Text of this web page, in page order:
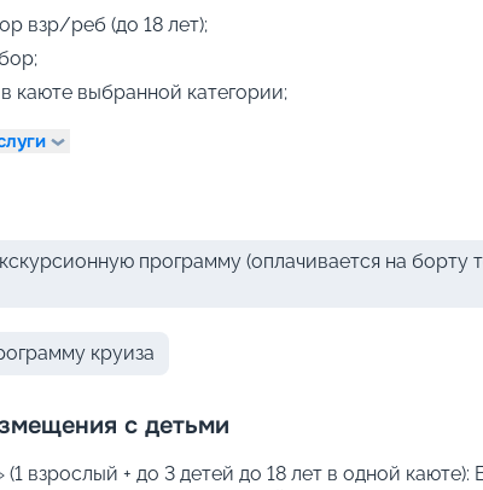
взр/реб (до 18 лет);
каюте выбранной категории;
программу (оплачивается на борту
круиза
с детьми
(1 взрослый + до 3 детей до 18 лет в одной каюте):